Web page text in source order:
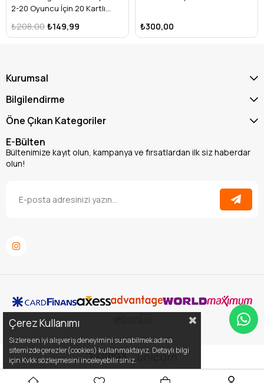
2-20 Oyuncu İçin 20 Kartlı
₺149,99
₺208,00 ₺300,00
Kurumsal
Bilgilendirme
Öne Çıkan Kategoriler
E-Bülten
Bültenimize kayıt olun, kampanya ve fırsatlardan ilk siz haberdar
olun!
Çerez Kullanımı
Sizlere en iyi alışveriş deneyimini sunabilmek adına
sitemizde çerezler(cookies) kullanmaktayız. Detaylı bilgi
için Kvkk sözleşmesini inceleyebilirsiniz.